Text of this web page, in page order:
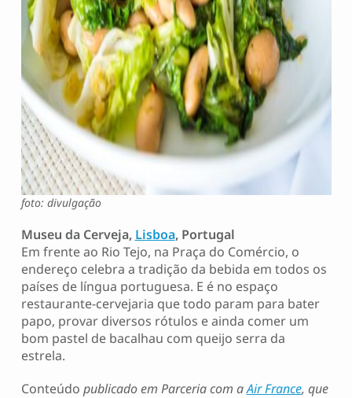
foto: divulgação
Museu da Cerveja, Lisboa, Portugal
Em frente ao Rio Tejo, na Praça do Comércio, o
endereço celebra a tradição da bebida em todos os
países de língua portuguesa. E é no espaço
restaurante-cervejaria que todo param para bater
papo, provar diversos rótulos e ainda comer um
bom pastel de bacalhau com queijo serra da
estrela.
Conteúdo publicado em Parceria com aAir France, que